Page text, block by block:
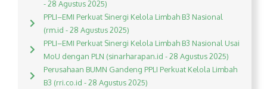
- 28 Agustus 2025)
PPLI–EMI Perkuat Sinergi Kelola Limbah B3 Nasional
(rm.id - 28 Agustus 2025)
PPLI–EMI Perkuat Sinergi Kelola Limbah B3 Nasional Usai
MoU dengan PLN (sinarharapan.id - 28 Agustus 2025)
Perusahaan BUMN Gandeng PPLI Perkuat Kelola Limbah
B3 (rri.co.id - 28 Agustus 2025)